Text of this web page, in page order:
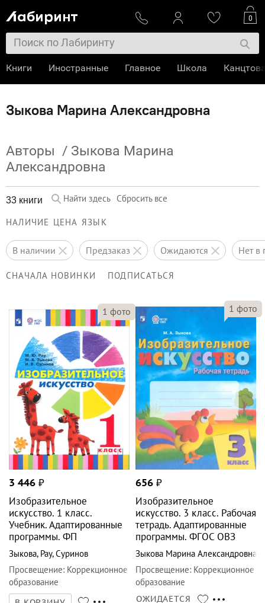
Зыкова Марина Александровна
Авторы / Зыкова Марина
Александровна
33 книги Найти здесь Сбросить все
НАЛИЧИЕ ЦЕНА ЯЗЫК
в наличии предзаказ ожидаются нет
СНАЧАЛА НОВИНКИ ПОДПИСАТЬСЯ
1 фото
3 446 ₽
Изобразительное
искусство. 1 класс.
Учебник. Адаптированные
программы. ФП
Зыкова, Рау,Суринов
Просвещение: Коррекционное
образование
1 фото
656 ₽
Изобразительное
искусство. 3 класс. Рабочая
тетрадь. Адаптированные
программы. ФГОС ОВЗ
Зыкова Марина Александровна
Просвещение: Коррекционное
образование
ОЖИДАЕТСЯ
0
Книги Иностранные Главное Школа